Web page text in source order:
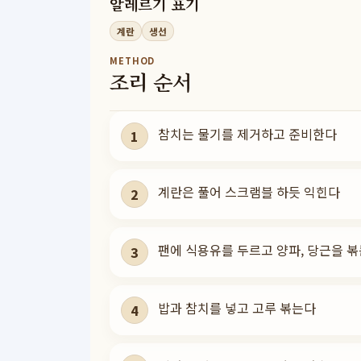
계란 생선
METHOD
조리 순서
1 참치는 물기를 제거하고 준비한다
2 계란은 풀어 스크램블 하듯 익힌다
3 팬에 식용유를 두르고 양파, 당근을
4 밥과 참치를 넣고 고루 볶는다